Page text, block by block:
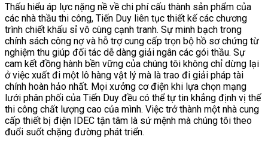
Thấu hiểu áp lực nặng nề về chi phí cấu thành sản phẩm của
các nhà thầu thi công, Tiến Duy liên tục thiết kế các chương
trình chiết khấu sỉ vô cùng cạnh tranh. Sự minh bạch trong
chính sách công nợ và hỗ trợ cung cấp trọn bộ hồ sơ chứng từ
nghiệm thu giúp đối tác dễ dàng giải ngân các gói thầu. Sự
cam kết đồng hành bền vững của chúng tôi không chỉ dừng lại
ở việc xuất đi một lô hàng vật lý mà là trao đi giải pháp tài
chính hoàn hảo nhất. Mọi xưởng cơ điện khi lựa chọn mạng
lưới phân phối của Tiến Duy đều có thể tự tin khẳng định vị thế
thi công chất lượng cao của mình. Việc trở thành một nhà cung
cấp thiết bị điện IDEC tận tâm là sứ mệnh mà chúng tôi theo
đuổi suốt chặng đường phát triển.